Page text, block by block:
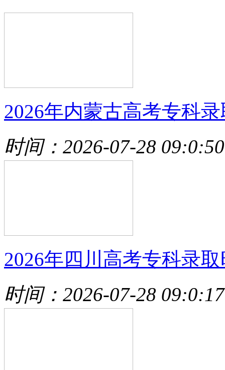
2026年内蒙古高考专科
时间：2026-07-28 09:0:50
2026年四川高考专科录
时间：2026-07-28 09:0:17